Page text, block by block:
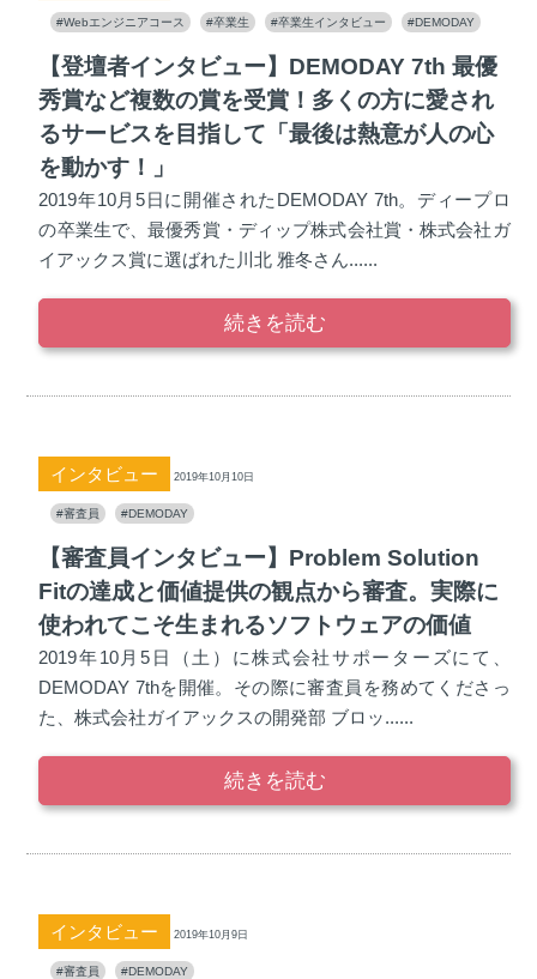
#Webエンジニアコース #卒業生 #卒業生インタビュー #DEMODAY
【登壇者インタビュー】DEMODAY 7th 最優
秀賞など複数の賞を受賞！多くの方に愛され
るサービスを目指して「最後は熱意が人の心
を動かす！」
2019年10月5日に開催されたDEMODAY 7th。ディープロ
の卒業生で、最優秀賞・ディップ株式会社賞・株式会社ガ
イアックス賞に選ばれた川北 雅冬さん......
続きを読む
インタビュー 2019年10月10日
#審査員 #DEMODAY
【審査員インタビュー】Problem Solution
Fitの達成と価値提供の観点から審査。実際に
使われてこそ生まれるソフトウェアの価値
2019年10月5日（土）に株式会社サポーターズにて、
DEMODAY 7thを開催。その際に審査員を務めてくださっ
た、株式会社ガイアックスの開発部 ブロッ......
続きを読む
インタビュー 2019年10月9日
#審査員 #DEMODAY